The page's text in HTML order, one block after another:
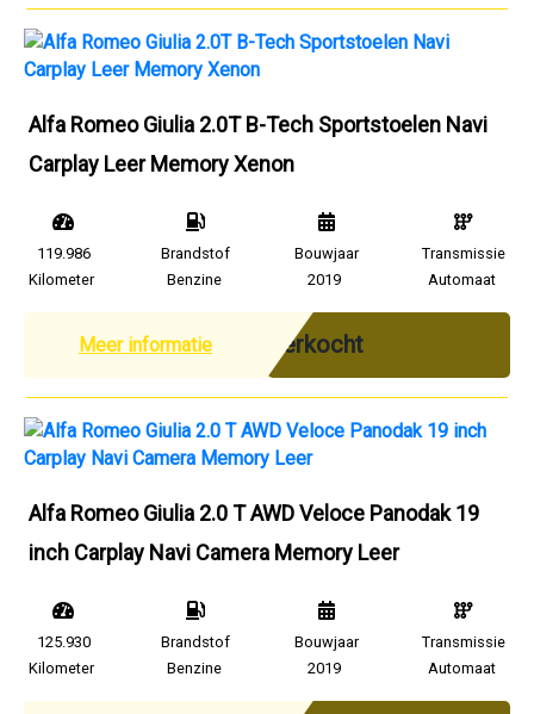
Alfa Romeo Giulia 2.0T B-Tech Sportstoelen Navi
Carplay Leer Memory Xenon
119.986
Kilometer
Brandstof
Benzine
Bouwjaar
2019
Transmissie
Automaat
Meer informatie Verkocht
Alfa Romeo Giulia 2.0 T AWD Veloce Panodak 19
inch Carplay Navi Camera Memory Leer
125.930
Kilometer
Brandstof
Benzine
Bouwjaar
2019
Transmissie
Automaat